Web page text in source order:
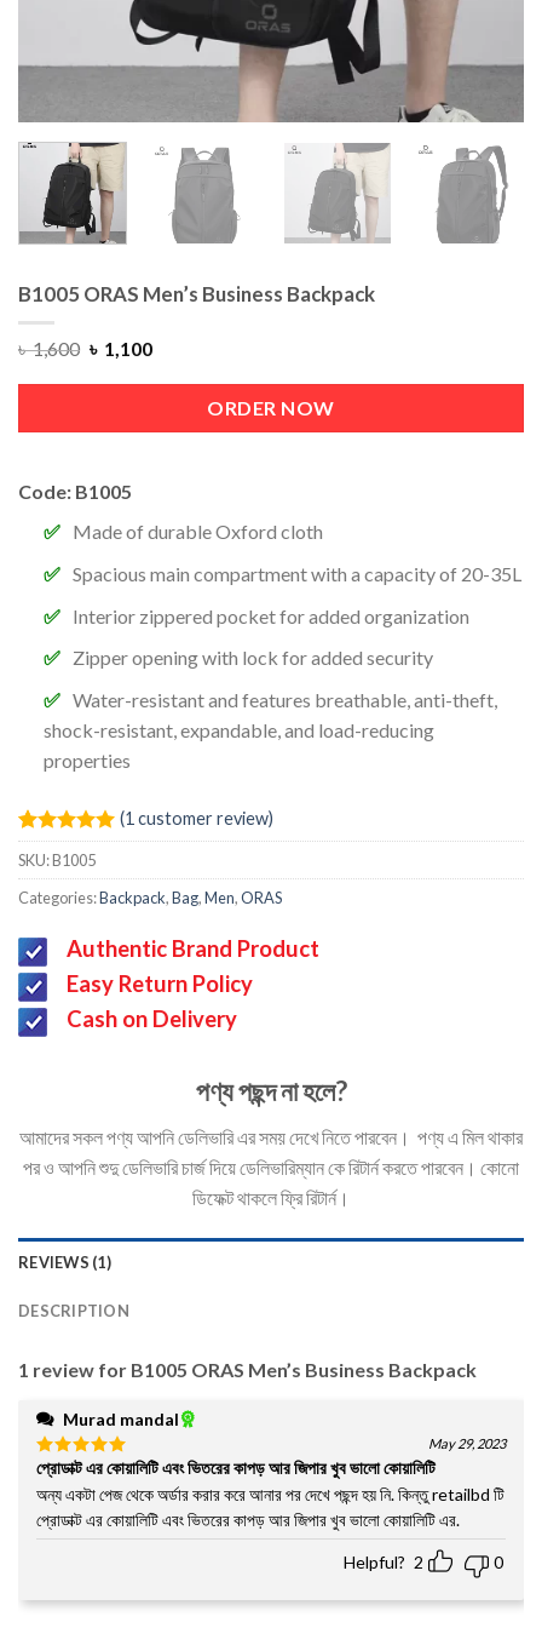
B1005 ORAS Men’s Business Backpack
৳1,600 ৳ 1,100
ORDER NOW
Code: B1005
Made of durable Oxford cloth
Spacious main compartment with a capacity of 20-35L
Interior zippered pocket for added organization
Zipper opening with lock for added security
Water-resistant and features breathable, anti-theft,
shock-resistant, expandable, and load-reducing
properties
Rated5.00
out of 5
based on
1
customer
(1customer review)
SKU:B1005
Categories:Backpack,Bag,Men,ORAS
Authentic Brand Product
Easy Return Policy
Cash on Delivery
পণ্য পছন্দ না হলে?
আমাদের সকল পণ্য আপনি ডেলিভারি এর সময় দেখে নিতে পারবেন। পণ্য এ মিল থাকার
পর ও আপনি শুদু ডেলিভারি চার্জ দিয়ে ডেলিভারিম্যান কে রিটার্ন করতে পারবেন। কোনো
ডিফেক্ট থাকলে ফ্রি রিটার্ন।
REVIEWS (1)
DESCRIPTION
1 review for B1005 ORAS Men’s Business Backpack
Murad mandal
Rated5
out of 5
May 29, 2023
প্রোডাক্ট এর কোয়ালিটি এবং ভিতরের কাপড় আর জিপার খুব ভালো কোয়ালিটি
অন্য একটা পেজ থেকে অর্ডার করার করে আনার পর দেখে পছন্দ হয় নি. কিন্তু retailbd টি
প্রোডাক্ট এর কোয়ালিটি এবং ভিতরের কাপড় আর জিপার খুব ভালো কোয়ালিটি এর.
Helpful? 2 0